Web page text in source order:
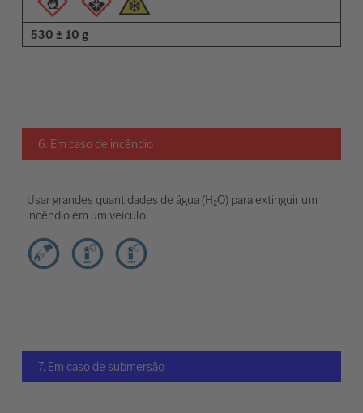
530 ± 10 g
6. Em caso de incêndio
Usar grandes quantidades de água (H₂O) para extinguir um
incêndio em um veículo.
7. Em caso de submersão